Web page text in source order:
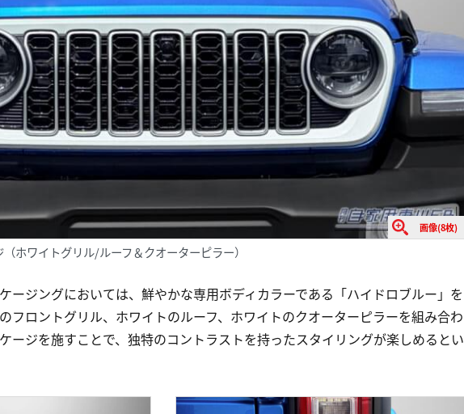
画像(8枚)
ホワイトグリル/ルーフ＆クオーターピラー）
ージングにおいては、鮮やかな専用ボディカラーである「ハイドロブルー」を
フロントグリル、ホワイトのルーフ、ホワイトのクオーターピラーを組み合わ
ージを施すことで、独特のコントラストを持ったスタイリングが楽しめるとい